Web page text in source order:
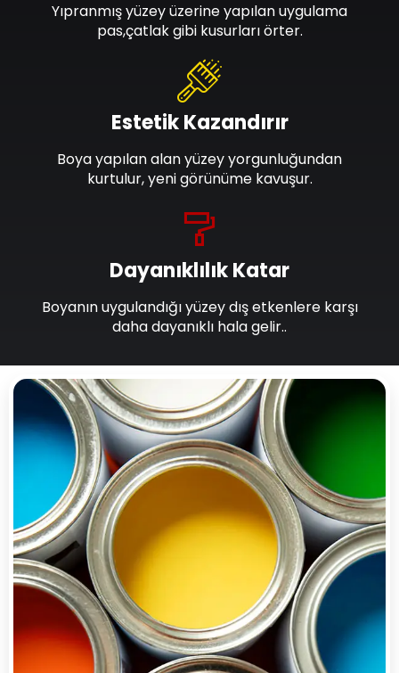
Dayanıklılık Katar
Boyanın uygulandığı yüzey dış etkenlere karşı
daha dayanıklı hala gelir..
Estetik Kazandırır
Boya yapılan alan yüzey yorgunluğundan
kurtulur, yeni görünüme kavuşur.
Yıpranmış yüzey üzerine yapılan uygulama
pas,çatlak gibi kusurları örter.